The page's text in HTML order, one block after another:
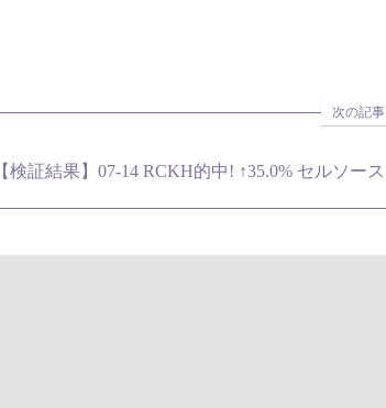
次の記事
【検証結果】07-14 RCKH的中! ↑35.0% セルソース